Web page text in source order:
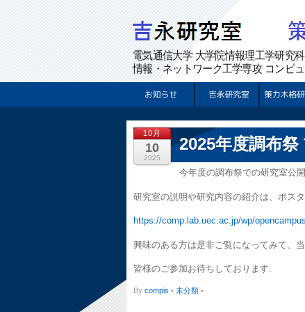
10月
10
2025
2025年度調布
今年度の調布祭での研究室公
研究室の説明や研究内容の紹介は、ポス
https://comp.lab.uec.ac.jp/wp/
興味のある方は是非ご覧になってみて、
皆様のご参加お待ちしております.
By compis • 未分類 •